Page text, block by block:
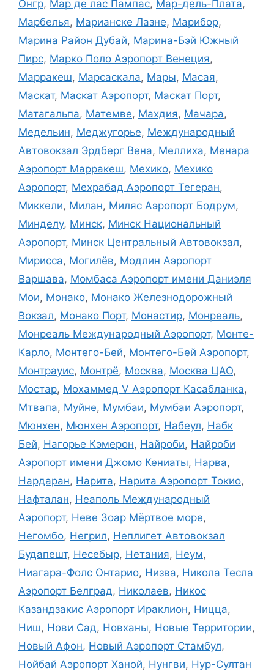
Онгр, Мар де лас Пампас, Мар-дель-Плата,
Марбелья, Марианске Лазнe, Марибор,
Марина Район Дубай, Марина-Бэй Южный
Пирс, Марко Поло Аэропорт Венеция,
Марракеш, Марсаскала, Мары, Масая,
Маскат, Маскат Аэропорт, Маскат Порт,
Матагальпа, Матемве, Махдия, Мачара,
Медельин, Меджугорье, Международный
Автовокзал Эрдберг Вена, Меллиха, Менара
Аэропорт Марракеш, Мехико, Мехико
Аэропорт, Мехрабад Аэропорт Тегеран,
Миккели, Милан, Миляс Аэропорт Бодрум,
Минделу, Минск, Минск Национальный
Аэропорт, Минск Центральный Автовокзал,
Мирисса, Могилёв, Модлин Аэропорт
Варшава, Момбаса Аэропорт имени Даниэля
Мои, Монако, Монако Железнодорожный
Вокзал, Монако Порт, Монастир, Монреаль,
Монреаль Международный Аэропорт, Монте-
Карло, Монтего-Бей, Монтего-Бей Аэропорт,
Монтрауис, Монтрё, Москва, Москва ЦАО,
Мостар, Мохаммед V Аэропорт Касабланка,
Мтвапа, Муйне, Мумбаи, Мумбаи Аэропорт,
Мюнхен, Мюнхен Аэропорт, Набеул, Набк
Бей, Нагорье Кэмерон, Найроби, Найроби
Аэропорт имени Джомо Кениаты, Нарва,
Нардаран, Нарита, Нарита Аэропорт Токио,
Нафталан, Неаполь Международный
Аэропорт, Неве Зоар Мёртвое море,
Негомбо, Негрил, Неплигет Автовокзал
Будапешт, Несебыр, Нетания, Неум,
Ниагара-Фолс Онтарио, Низва, Никола Тесла
Аэропорт Белград, Николаев, Никос
Казандзакис Аэропорт Ираклион, Ницца,
Ниш, Нови Сад, Новханы, Новые Территории,
Новый Афон, Новый Аэропорт Стамбул,
Нойбай Аэропорт Ханой, Нунгви, Нур-Султан